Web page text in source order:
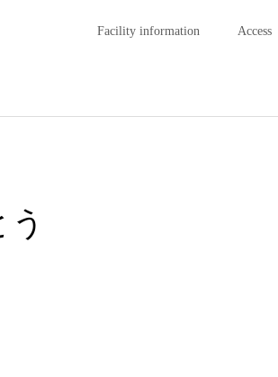
Facility information Access